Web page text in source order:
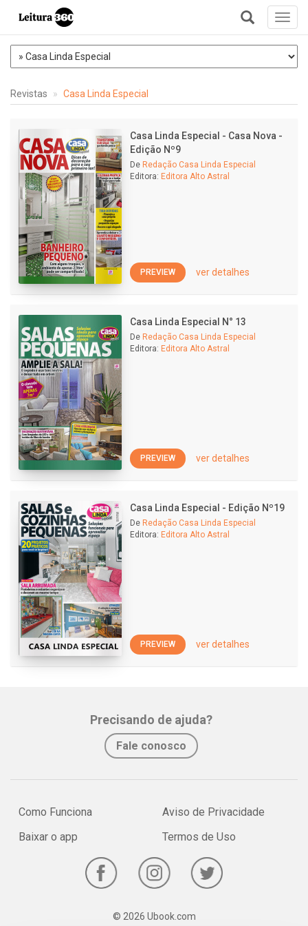
+
Revistas Casa Linda Especial
Casa Linda Especial - Casa Nova -
Edição Nº9
De Redação Casa Linda Especial
Editora: Editora Alto Astral
PREVIEW ver detalhes
Casa Linda Especial N° 13
De Redação Casa Linda Especial
Editora: Editora Alto Astral
PREVIEW ver detalhes
Casa Linda Especial - Edição Nº19
De Redação Casa Linda Especial
Editora: Editora Alto Astral
PREVIEW ver detalhes
Precisando de ajuda?
Fale conosco
Como Funciona
Baixar o app
Aviso de Privacidade
Termos de Uso
© 2026 Ubook.com